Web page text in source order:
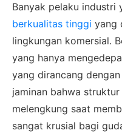
Banyak pelaku industri
berkualitas tinggi yang
lingkungan komersial.
yang hanya
yang dirancang
jaminan bahwa
melengkung saat
sangat krusial bagi